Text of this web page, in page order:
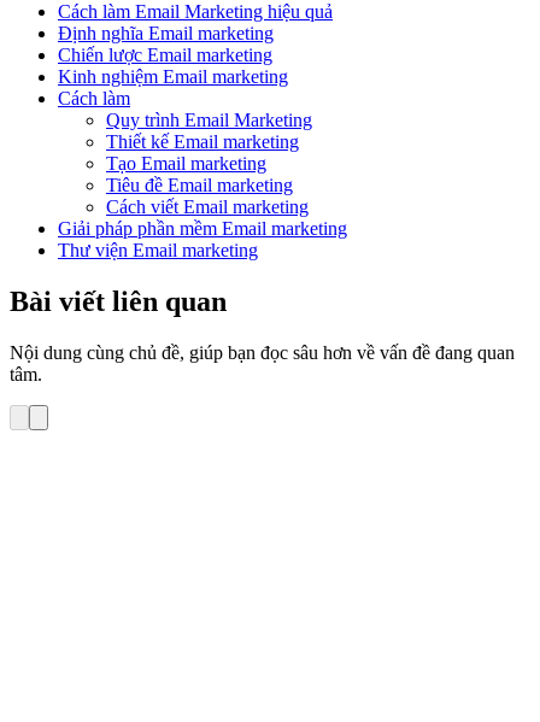
Cách làm Email Marketing hiệu quả
Định nghĩa Email marketing
Chiến lược Email marketing
Kinh nghiệm Email marketing
Cách làm
Quy trình Email Marketing
Thiết kế Email marketing
Tạo Email marketing
Tiêu đề Email marketing
Cách viết Email marketing
Giải pháp phần mềm Email marketing
Thư viện Email marketing
Bài viết liên quan
Nội dung cùng chủ đề, giúp bạn đọc sâu hơn về vấn đề đang quan
tâm.